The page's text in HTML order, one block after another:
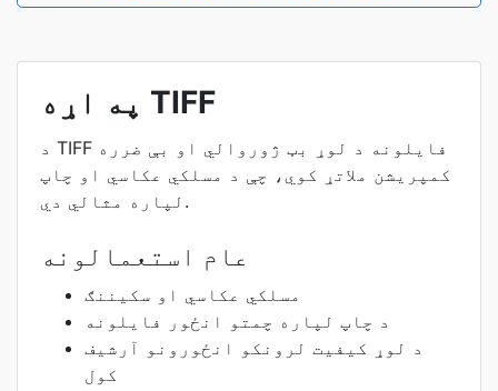
په اړه TIFF
د TIFF فایلونه د لوړ بټ ژوروالي او بې ضرره
کمپریشن ملاتړ کوي، چې د مسلکي عکاسي او چاپ
لپاره مثالي دي.
عام استعمالونه
مسلکي عکاسي او سکیننګ
د چاپ لپاره چمتو انځور فایلونه
د لوړ کیفیت لرونکو انځورونو آرشیف
کول